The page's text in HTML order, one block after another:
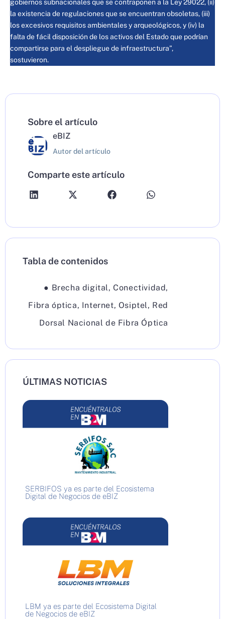
gobiernos subnacionales que se contraponen a la Ley 29022, (ii)
la existencia de regulaciones que se encuentran obsoletas, (iii)
los excesivos requisitos ambientales y arqueológicos, y (iv) la
falta de fácil disposición de los activos del Estado que podrían
compartirse para el despliegue de infraestructura”,
sostuvieron.
Sobre el artículo
eBIZ
Autor del artículo
Comparte este artículo
Tabla de contenidos
● Brecha digital , Conectividad,
Fibra óptica, Internet, Osiptel , Red
Dorsal Nacional de Fibra Óptica
ÚLTIMAS NOTICIAS
SERBIFOS ya es parte del Ecosistema
Digital de Negocios de eBIZ
LBM ya es parte del Ecosistema Digital
de Negocios de eBIZ